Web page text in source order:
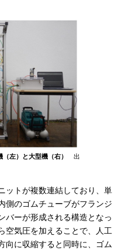
左）と大型機（右）
出
ットが複数連結しており、単
側のゴムチューブがフランジ
バーが形成される構造となっ
空気圧を加えることで、人工
向に収縮すると同時に、ゴム